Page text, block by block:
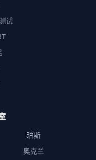
试
珀斯
奥克兰